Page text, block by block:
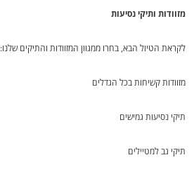
מזוודות ותיקי נסיעות
לקראת הטיול הבא, בחרו ממגוון המזוודות והתיקים שלנו:
מזוודות קשיחות בכל הגדלים
תיקי נסיעות גמישים
תיקי גב למטיילים